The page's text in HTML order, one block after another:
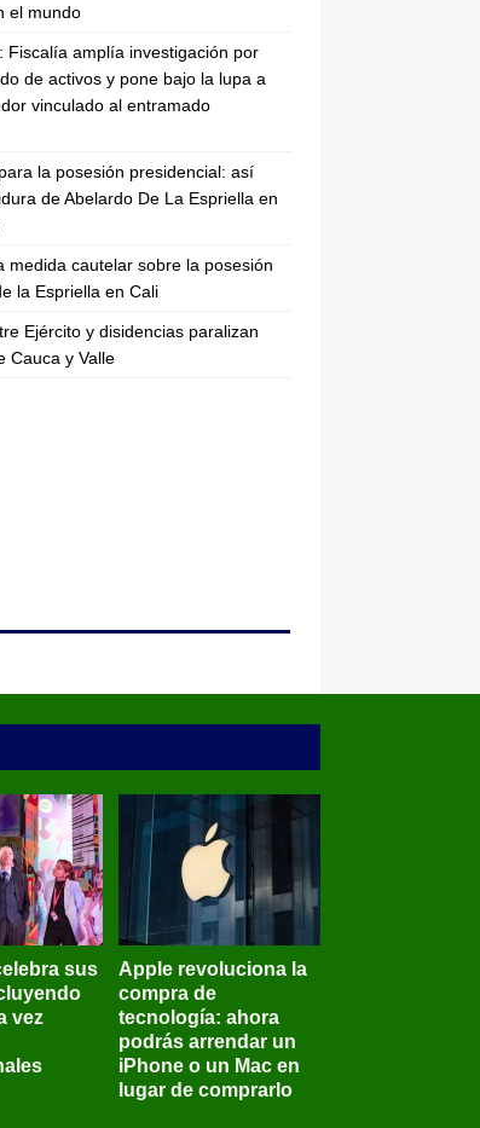
el mundo
Fiscalía amplía investigación por
de activos y pone bajo la lupa a
vinculado al entramado
la posesión presidencial: así
de Abelardo De La Espriella en
medida cautelar sobre la posesión
la Espriella en Cali
Ejército y disidencias paralizan
Cauca y Valle
sus
vez
Apple revoluciona la
compra de
tecnología: ahora
podrás arrendar un
iPhone o un Mac en
lugar de comprarlo